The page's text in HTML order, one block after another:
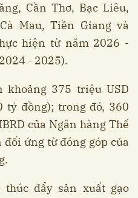
Cần Thơ, Bạc Liêu,
Mau, Tiền Giang và
hiện từ năm 2026 -
- 2025).
375 triệu USD
tỷ đồng); trong đó, 360
của Ngân hàng Thế
ứng từ đóng góp của
đẩy sản xuất gạo